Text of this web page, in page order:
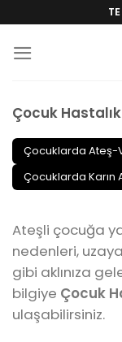
content
Çocuk
Çocuklarda Ateş-
Çocuklarda Karın
Ateşli çocuğa
nedenleri,
gibi aklınıza
bilgiye Çocuk
ulaşabilirsiniz.